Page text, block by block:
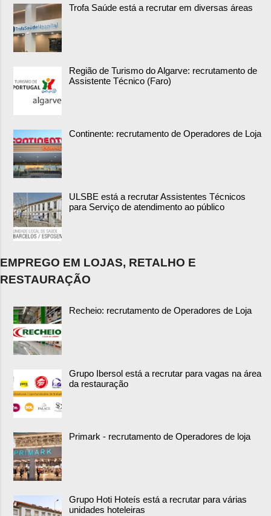
Trofa Saúde está a recrutar em diversas áreas
Região de Turismo do Algarve: recrutamento de
Assistente Técnico (Faro)
Continente: recrutamento de Operadores de Loja
ULSBE está a recrutar Assistentes Técnicos
para Serviço de atendimento ao público
EMPREGO EM LOJAS, RETALHO E
RESTAURAÇÃO
Recheio: recrutamento de Operadores de Loja
Grupo Ibersol está a recrutar para vagas na área
da restauração
Primark - recrutamento de Operadores de loja
Grupo Hoti Hoteís está a recrutar para várias
unidades hoteleiras